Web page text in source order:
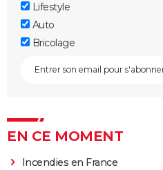
Lifestyle
Auto
Bricolage
EN CE MOMENT
Incendies en France